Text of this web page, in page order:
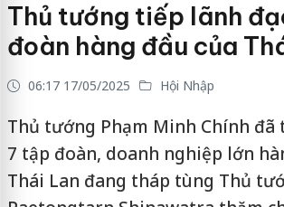
Thủ tướng tiếp lãnh
đoàn hàng đầu của
06:17 17/05/2025 Hội Nhập
Thủ tướng Phạm Minh Chính đã
7 tập đoàn, doanh nghiệp lớn
Thái Lan đang tháp tùng Thủ